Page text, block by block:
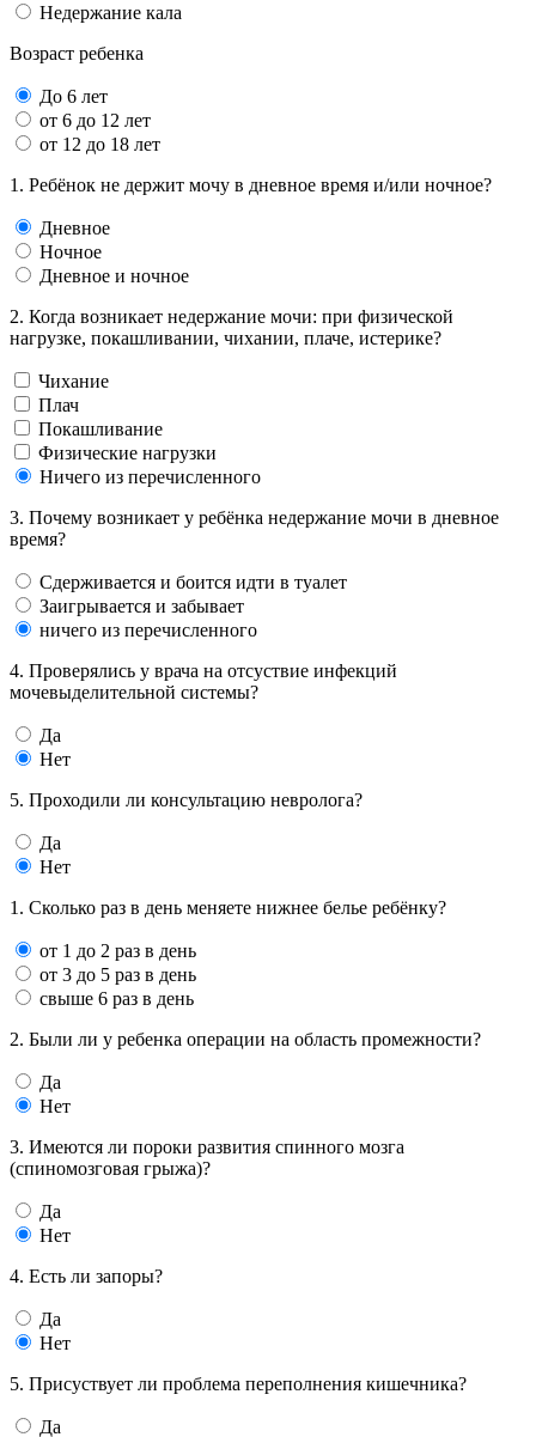
Недержание кала
Возраст ребенка
До 6 лет
от 6 до 12 лет
от 12 до 18 лет
1. Ребёнок не держит мочу в дневное время и/или ночное?
Дневное
Ночное
Дневное и ночное
2. Когда возникает недержание мочи: при физической
нагрузке, покашливании, чихании, плаче, истерике?
Чихание
Плач
Покашливание
Физические нагрузки
Ничего из перечисленного
3. Почему возникает у ребёнка недержание мочи в дневное
время?
Сдерживается и боится идти в туалет
Заигрывается и забывает
ничего из перечисленного
4. Проверялись у врача на отсуствие инфекций
мочевыделительной системы?
Да
Нет
5. Проходили ли консультацию невролога?
Да
Нет
1. Сколько раз в день меняете нижнее белье ребёнку?
от 1 до 2 раз в день
от 3 до 5 раз в день
свыше 6 раз в день
2. Были ли у ребенка операции на область промежности?
Да
Нет
3. Имеются ли пороки развития спинного мозга
(спиномозговая грыжа)?
Да
Нет
4. Есть ли запоры?
Да
Нет
5. Присуствует ли проблема переполнения кишечника?
Да